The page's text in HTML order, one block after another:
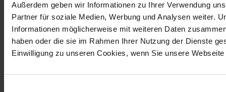
Außerdem geben wir Informationen zu Ihrer Verwendung
Partner für soziale Medien, Werbung und Analysen weiter.
Informationen möglicherweise mit weiteren Daten
haben oder die sie im Rahmen Ihrer Nutzung der Dienste
Einwilligung zu unseren Cookies, wenn Sie unsere